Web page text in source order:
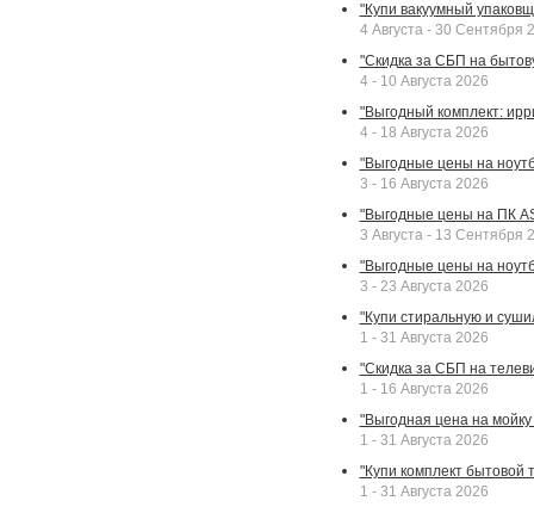
"Купи вакуумный
4 Августа - 30 Сентября
"Скидка за СБП на
4 - 10 Августа 2026
"Выгодный комплект:
4 - 18 Августа 2026
"Выгодные цены на
3 - 16 Августа 2026
"Выгодные цены на ПК
3 Августа - 13 Сентября
"Выгодные цены на
3 - 23 Августа 2026
"Купи стиральную и
1 - 31 Августа 2026
"Скидка за СБП на
1 - 16 Августа 2026
"Выгодная цена на
1 - 31 Августа 2026
"Купи комплект бытовой
1 - 31 Августа 2026